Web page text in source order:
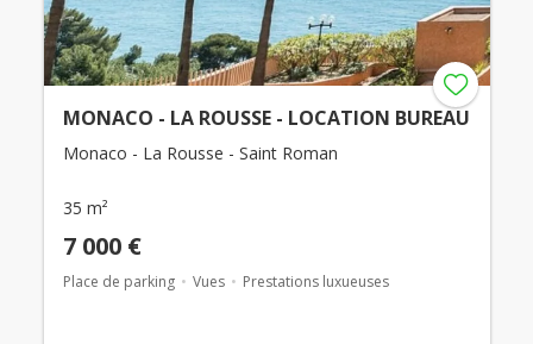
MONACO - LA ROUSSE - LOCATION BUREAU
Monaco - La Rousse - Saint Roman
35 m²
7 000 €
Place de parking Vues Prestations luxueuses